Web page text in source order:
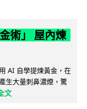
術」 屋內煉
AI 自學提煉黃金，在
生大量刺鼻濃煙，驚
文